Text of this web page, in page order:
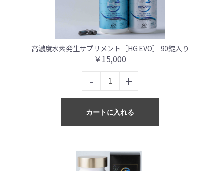
高濃度水素発生サプリメント［HG EVO］ 90錠入り
￥15,000
- +
カートに入れる